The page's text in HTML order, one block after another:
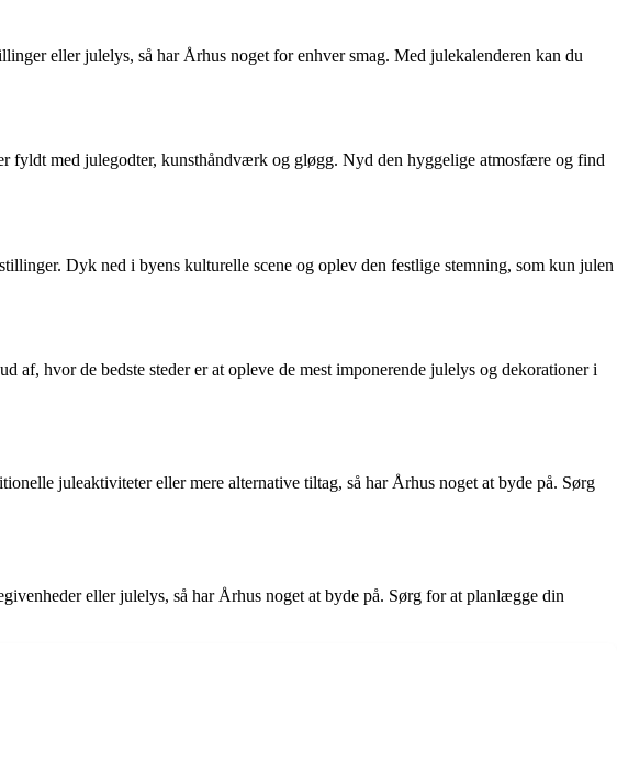
eller julelys, så har Århus noget for enhver smag. Med julekalenderen kan du
fyldt med julegodter, kunsthåndværk og gløgg. Nyd den hyggelige atmosfære og find
Dyk ned i byens kulturelle scene og oplev den festlige stemning, som kun julen
af, hvor de bedste steder er at opleve de mest imponerende julelys og dekorationer i
juleaktiviteter eller mere alternative tiltag, så har Århus noget at byde på. Sørg
eller julelys, så har Århus noget at byde på. Sørg for at planlægge din